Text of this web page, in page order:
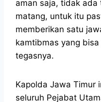
aman saja, tidak
matang, untuk itu
memberikan satu
kamtibmas yang
tegasnya.
Kapolda Jawa Timur
seluruh Pejabat